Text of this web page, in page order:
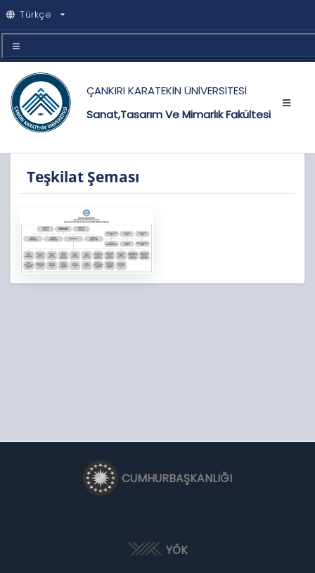
Türkçe
ÇANKIRI KARATEKİN ÜNİVERSİTESİ
Sanat,Tasarım Ve Mimarlık Fakültesi
Teşkilat Şeması
CUMHURBAŞKANLIĞI
YÖK